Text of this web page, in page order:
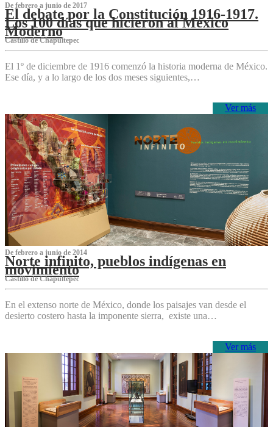
De febrero a junio de 2017
El debate por la Constitución 1916-1917.
Los 100 días que hicieron al México
Moderno
Castillo de Chapultepec
El 1º de diciembre de 1916 comenzó la historia moderna de México.
Ese día, y a lo largo de los dos meses siguientes,…
Ver más
De febrero a junio de 2014
Norte infinito, pueblos indígenas en
movimiento
Castillo de Chapultepec
En el extenso norte de México, donde los paisajes van desde el
desierto costero hasta la imponente sierra, existe una…
Ver más